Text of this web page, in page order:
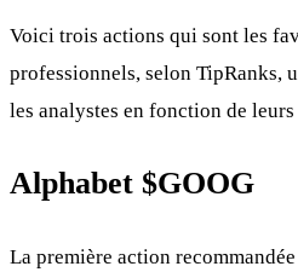
Voici trois actions qui sont les
professionnels, selon TipRanks,
les analystes en fonction de leurs
Alphabet $GOOG
La première action